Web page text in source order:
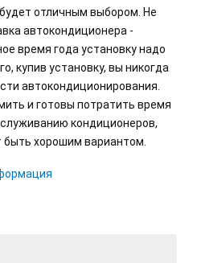
отличным выбором. Не
автокондиционера -
время года установку надо
купив установку, вы никогда
автокондиционирования.
и готовы потратить время
кондиционеров,
хорошим вариантом.